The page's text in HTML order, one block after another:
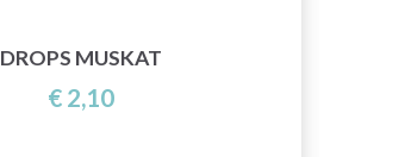
DROPS MUSKAT
€ 2,10